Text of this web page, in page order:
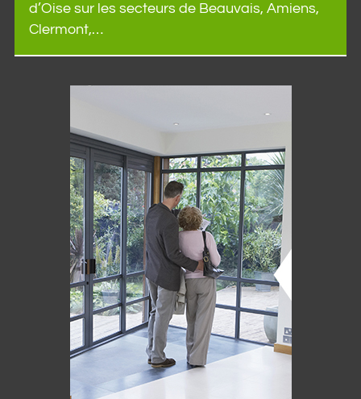
d’Oise sur les secteurs de Beauvais, Amiens,
Clermont,…